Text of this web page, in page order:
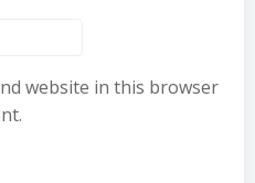
website in this browser